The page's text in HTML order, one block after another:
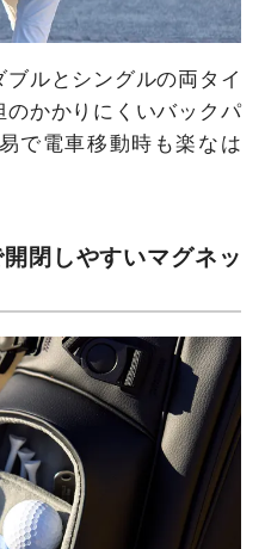
ルとシングルの両タイ
かかりにくいバックパ
で電車移動時も楽なは
閉しやすいマグネッ